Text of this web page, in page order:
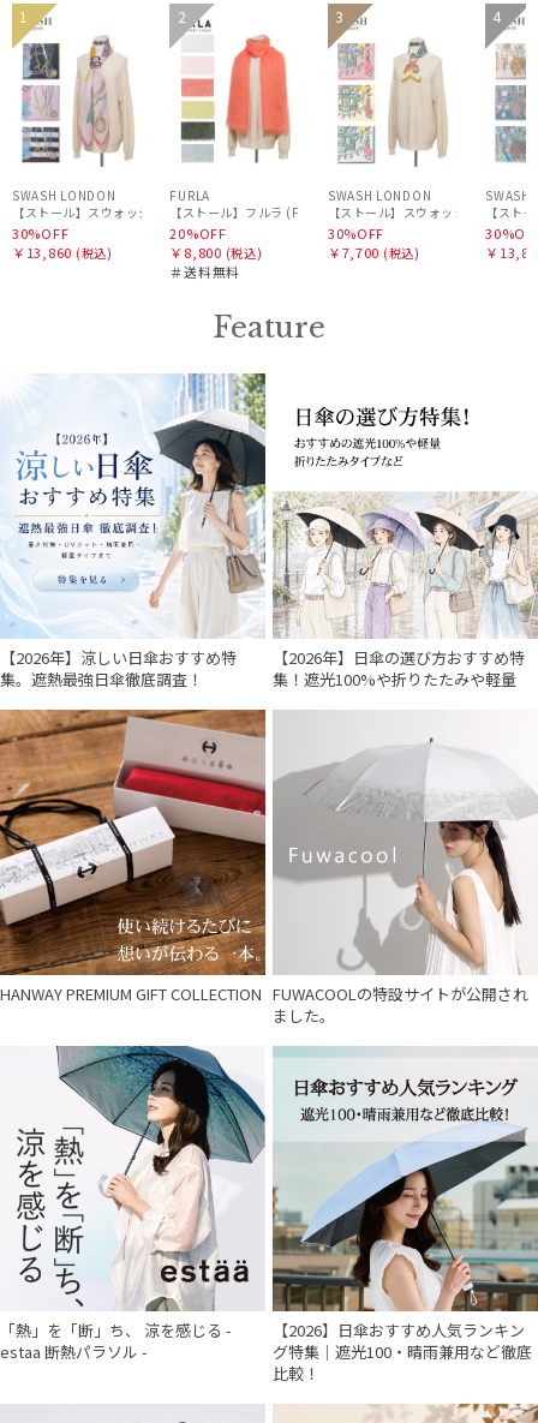
セー
ル
WOME
1
SWASH LONDON
【ストール】スウォッシュロンドン (SWASH LONDON) Oceanic Odyssey 115*115 コット
30%OFF
￥13,860 (税込)
セー
ル
送料無
料
WOME
N
2
FURLA
【ストール】フルラ (FURLA) 麻カシミヤ混無地 80*175
20%OFF
￥8,800 (税込)
＃送料無料
セー
ル
WOME
3
SWASH LONDON
【ストール】スウォッシュロンド
30%OFF
￥7,700 (税込)
セー
ル
4
SWASH
【スト
￥
Feature
【2026年】涼しい日傘おすすめ特
集。遮熱最強日傘徹底調査！
【2026年】日傘の選び方おすすめ特
集！遮光100%や折りたたみや軽量
HANWAY PREMIUM GIFT COLLECTION FUWACOOLの特設サイトが公開され
ました。
「熱」を「断」ち、 涼を感じる -
estaa 断熱パラソル -
【2026】日傘おすすめ人気ランキン
グ特集｜遮光100・晴雨兼用など徹底
比較！